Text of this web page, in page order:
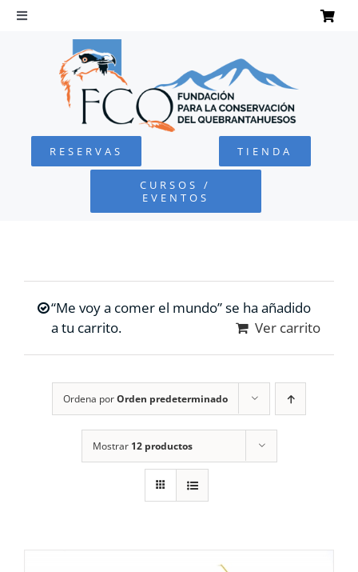
Saltar
Toggle
Navigation
QUEBRANTAHUESOS
FUNDACIÓN
RESERVAS TIENDA
CURSOS /
EVENTOS
“Me voy a comer el mundo” se ha añadido
a tu carrito.
Ver carrito
Ordena porOrden predeterminado
Mostrar 12 productos